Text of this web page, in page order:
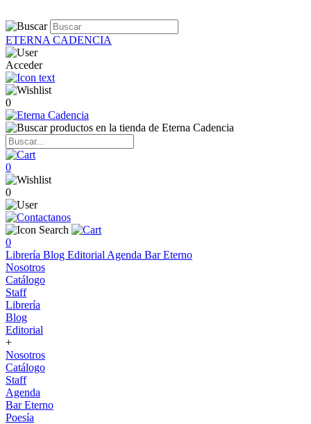
ETERNA CADENCIA
Acceder
0
0
0
0
Librería Blog Editorial Agenda Bar Eterno
Nosotros
Catálogo
Staff
Librería
Blog
Editorial
+
Nosotros
Catálogo
Staff
Agenda
Bar Eterno
Poesía